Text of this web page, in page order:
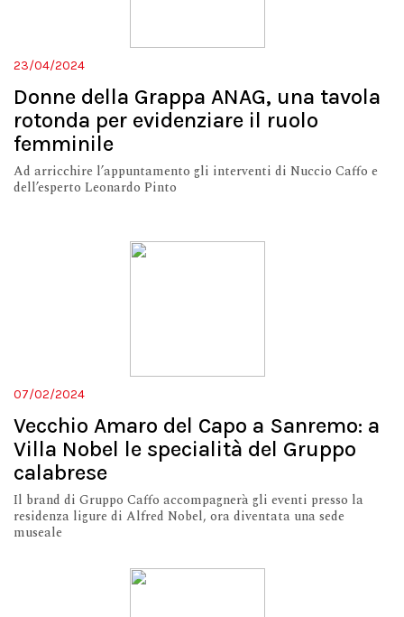
23/04/2024
Donne della Grappa ANAG, una tavola
rotonda per evidenziare il ruolo
femminile
Ad arricchire l’appuntamento gli interventi di Nuccio Caffo e
dell’esperto Leonardo Pinto
07/02/2024
Vecchio Amaro del Capo a Sanremo: a
Villa Nobel le specialità del Gruppo
calabrese
Il brand di Gruppo Caffo accompagnerà gli eventi presso la
residenza ligure di Alfred Nobel, ora diventata una sede
museale